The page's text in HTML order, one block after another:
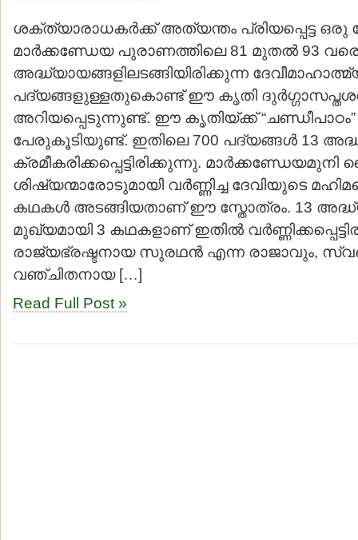
ശക്ത്യാരാധകര്‍ക്ക് അത്യന്തം പ്രിയപ്പെട്ട
മാര്‍ക്കണ്ഡേയ പുരാണത്തിലെ 81 മുതല്‍ 93
അദ്ധ്യായങ്ങളിലടങ്ങിയിരിക്കുന്ന
പദ്യങ്ങളുള്ളതുകൊണ്ട് ഈ കൃതി
അറിയപ്പെടുന്നുണ്ട്. ഈ കൃതിയ്ക്ക്
പേരുകൂടിയുണ്ട്. ഇതിലെ 700 പദ്യങ്ങള്‍ 13
ക്രമീകരിക്കപ്പെട്ടിരിക്കുന്നു.
ശിഷ്യന്മാരോടുമായി വര്‍ണ്ണിച്ച ദേവിയുടെ
കഥകള്‍ അടങ്ങിയതാണ് ഈ സ്തോത്രം. 13
മുഖ്യമായി 3 കഥകളാണ് ഇതില്‍
രാജ്യഭ്രഷ്ടനായ സുരഥന്‍ എന്ന രാജാവും,
വഞ്ചിതനായ […]
Read Full Post »